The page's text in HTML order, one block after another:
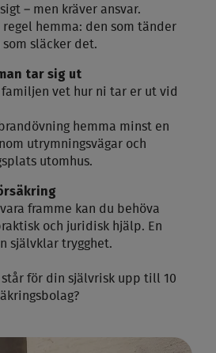
– men kräver ansvar.
regel hemma: den som tänder
som släcker det.
tar sig ut
vet hur ni tar er ut vid
hemma minst en
utrymningsvägar och
utomhus.
framme kan du behöva
och juridisk hjälp. En
självklar trygghet.
står för din självrisk upp till 10